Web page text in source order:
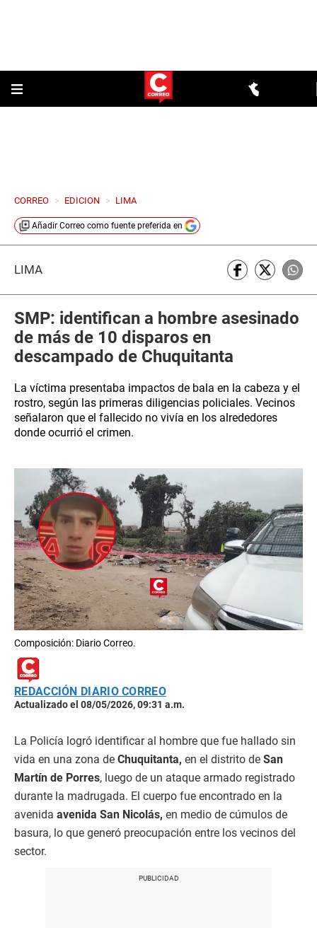
CORREO > EDICION > LIMA
Añadir Correo como fuente preferida en
LIMA
SMP: identifican a hombre asesinado
de más de 10 disparos en
descampado de Chuquitanta
La víctima presentaba impactos de bala en la cabeza y el
rostro, según las primeras diligencias policiales. Vecinos
señalaron que el fallecido no vivía en los alrededores
donde ocurrió el crimen.
Composición: Diario Correo.
REDACCIÓN DIARIO CORREO
Actualizado el 08/05/2026, 09:31 a.m.
La Policía logró identificar al hombre que fue hallado sin
vida en una zona de Chuquitanta, en el distrito de San
Martín de Porres, luego de un ataque armado registrado
durante la madrugada. El cuerpo fue encontrado en la
avenida avenida San Nicolás, en medio de cúmulos de
basura, lo que generó preocupación entre los vecinos del
sector.